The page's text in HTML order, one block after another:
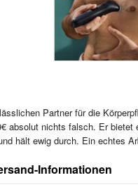
Partner für die
absolut nichts falsch. Er bietet
hält ewig durch. Ein echtes
Informationen